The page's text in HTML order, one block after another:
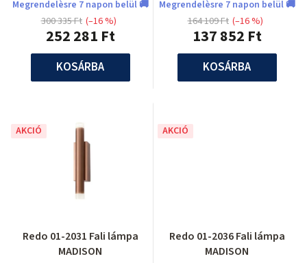
Megrendelèsre 7 napon belül 🚚
252 281 Ft
300 335 Ft (–16 %)
KOSÁRBA
Megrendelèsre 7 napon belül 🚚
137 852 Ft
164 109 Ft (–16 %)
KOSÁRBA
AKCIÓ
Redo 01-2031 Fali lámpa
MADISON
AKCIÓ
Redo 01-2036 Fali lámpa
MADISON